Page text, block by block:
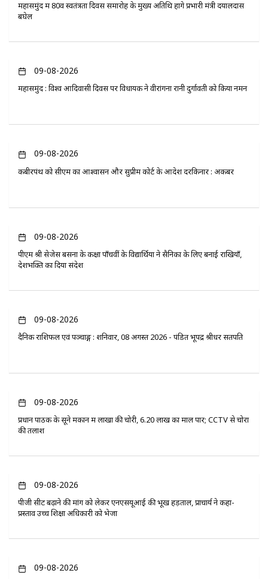
महासमुंद में 80वें स्वतंत्रता दिवस समारोह के मुख्य अतिथि होंगे प्रभारी मंत्री दयालदास
बघेल
09-08-2026
महासमुंद : विश्व आदिवासी दिवस पर विधायक ने वीरांगना रानी दुर्गावती को किया नमन
09-08-2026
कबीरपंथ को सीएम का आश्वासन और सुप्रीम कोर्ट के आदेश दरकिनार : अकबर
09-08-2026
पीएम श्री सेजेस बसना के कक्षा पाँचवीं के विद्यार्थियों ने सैनिकों के लिए बनाई राखियाँ,
देशभक्ति का दिया संदेश
09-08-2026
दैनिक राशिफल एवं पञ्चाङ्ग : शनिवार, 08 अगस्त 2026 - पंडित भूपेंद्र श्रीधर सतपति
09-08-2026
प्रधान पाठक के सूने मकान में लाखों की चोरी, 6.20 लाख का माल पार; CCTV से चोरों
की तलाश
09-08-2026
पीजी सीट बढ़ाने की मांग को लेकर एनएसयूआई की भूख हड़ताल, प्राचार्य ने कहा-
प्रस्ताव उच्च शिक्षा अधिकारी को भेजा
09-08-2026